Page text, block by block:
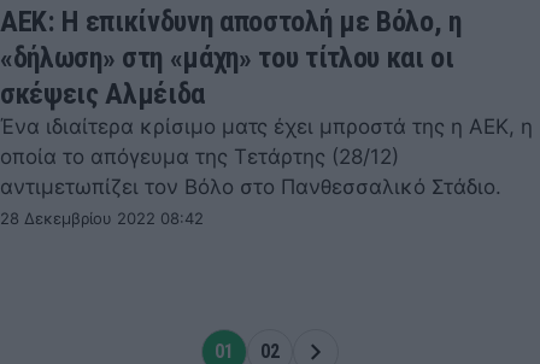
ΑΕΚ: Η επικίνδυνη αποστολή με Βόλο, η
«δήλωση» στη «μάχη» του τίτλου και οι
σκέψεις Αλμέιδα
Ένα ιδιαίτερα κρίσιμο ματς έχει μπροστά της η ΑΕΚ, η
οποία το απόγευμα της Τετάρτης (28/12)
αντιμετωπίζει τον Βόλο στο Πανθεσσαλικό Στάδιο.
28 Δεκεμβρίου 2022 08:42
01 02